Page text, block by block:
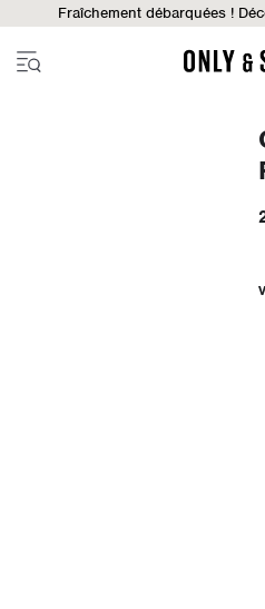
Fraîchement débarquées !